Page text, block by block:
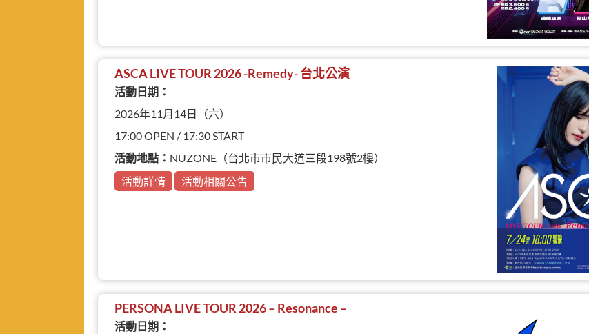
ASCA LIVE TOUR 2026 -Remedy- 台北公演
活動日期：
2026年11月14日（六）
17:00 OPEN / 17:30 START
活動地點： NUZONE（台北市市民大道三段198號2樓）
活動詳情
活動相關公告
PERSONA LIVE TOUR 2026 – Resonance –
活動日期：